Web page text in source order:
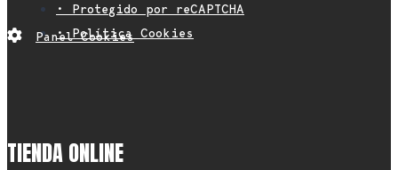
• Protegido por reCAPTCHA
• Política Cookies
Panel Cookies
TIENDA ONLINE